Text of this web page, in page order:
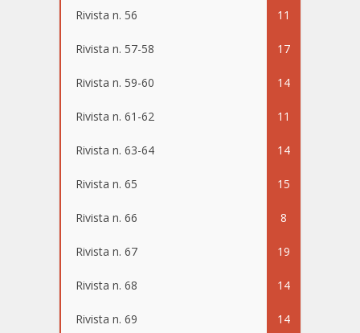
Rivista n. 56 11
Rivista n. 57-58 17
Rivista n. 59-60 14
Rivista n. 61-62 11
Rivista n. 63-64 14
Rivista n. 65 15
Rivista n. 66 8
Rivista n. 67 19
Rivista n. 68 14
Rivista n. 69 14